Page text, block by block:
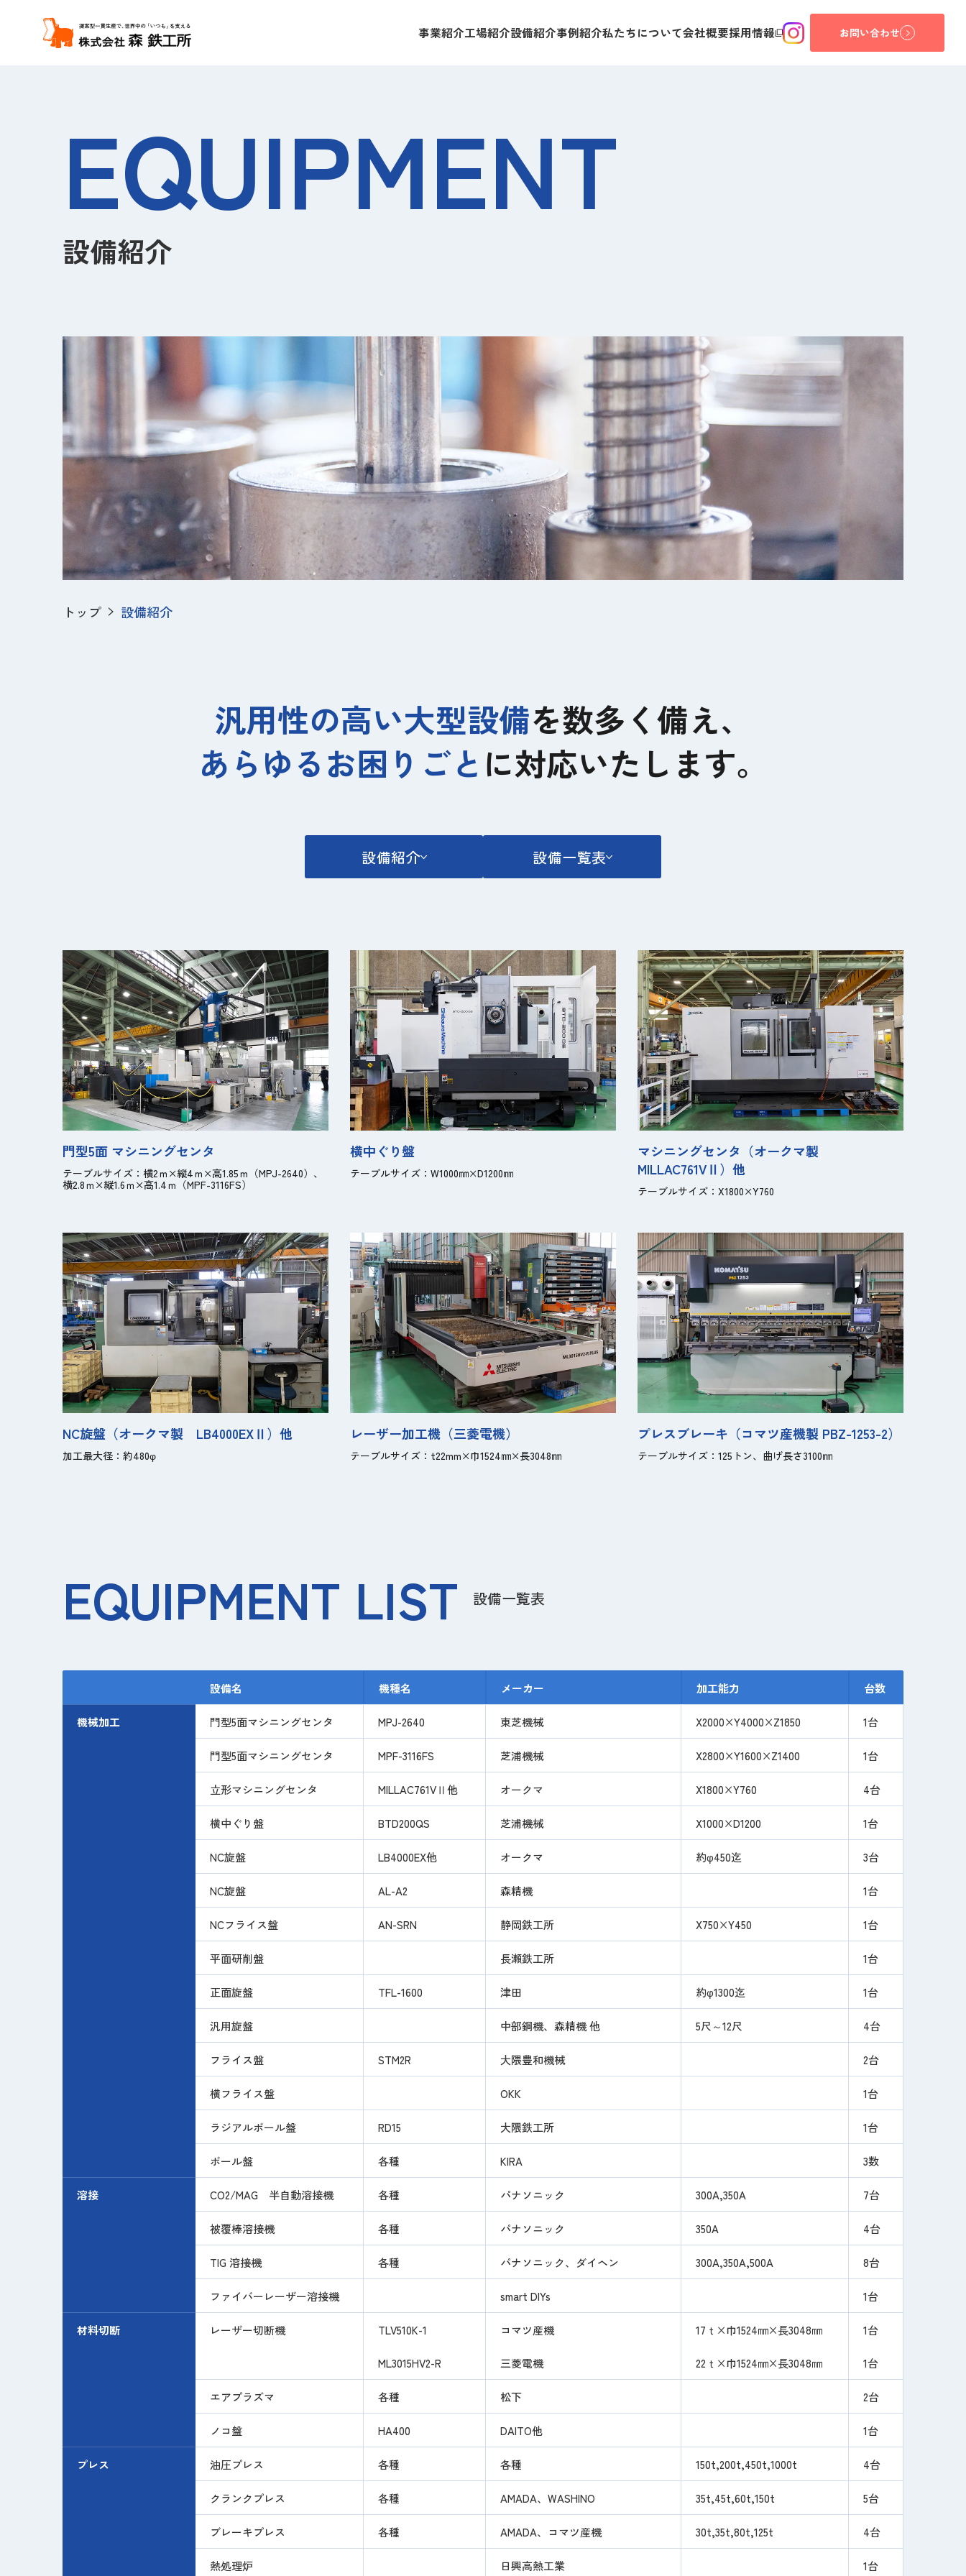
事業紹介
加工事業
工場紹介設備紹介事例紹介私たちについて会社概要採用情報 お問い合わせ
EQUIPMENT
設備紹介
トップ 設備紹介
汎用性の高い大型設備を数多く備え、
あらゆるお困りごと に対応いたします。
設備紹介 設備一覧表
門型5面 マシニングセンタ
テーブルサイズ： 横2ｍ×縦4ｍ×高1.85ｍ（MPJ-2640）、
横2.8ｍ×縦1.6ｍ×高1.4ｍ（MPF-3116FS）
横中ぐり盤
テーブルサイズ：W1000㎜×D1200㎜
マシニングセンタ（オークマ製
MILLAC761VⅡ）他
テーブルサイズ：X1800×Y760
NC旋盤（オークマ製 LB4000EXⅡ）他
加工最大径：約480φ
レーザー加工機（三菱電機）
テーブルサイズ：t22mm×巾1524㎜×長3048㎜
プレスブレーキ（コマツ産機製 PBZ-1253-2）
テーブルサイズ：125トン、曲げ長さ3100㎜
EQUIPMENT LIST 設備一覧表
設備名 機種名 メーカー 加工能力 台数
機械加工 門型5面マシニングセンタ MPJ-2640 東芝機械 X2000×Y4000×Z1850 1台
門型5面マシニングセンタ MPF-3116FS 芝浦機械 X2800×Y1600×Z1400 1台
立形マシニングセンタ MILLAC761VⅡ他 オークマ X1800×Y760 4台
横中ぐり盤 BTD200QS 芝浦機械 X1000×D1200 1台
NC旋盤 LB4000EX他 オークマ 約φ450迄 3台
NC旋盤 AL-A2 森精機 1台
NCフライス盤 AN-SRN 静岡鉄工所 X750×Y450 1台
平面研削盤 長瀬鉄工所 1台
正面旋盤 TFL-1600 津田 約φ1300迄 1台
汎用旋盤 中部鋼機、森精機 他 5尺～12尺 4台
フライス盤 STM2R 大隈豊和機械 2台
横フライス盤 OKK 1台
ラジアルボール盤 RD15 大隈鉄工所 1台
ボール盤 各種 KIRA 3数
溶接 CO2/MAG 半自動溶接機 各種 パナソニック 300A,350A 7台
被覆棒溶接機 各種 パナソニック 350A 4台
TIG 溶接機 各種 パナソニック、ダイヘン 300A,350A,500A 8台
ファイバーレーザー溶接機 smart DIYs 1台
材料切断 レーザー切断機 TLV510K-1 コマツ産機 17ｔ×巾1524㎜×長3048㎜ 1台
ML3015HV2-R 三菱電機 22ｔ×巾1524㎜×長3048㎜ 1台
エアプラズマ 各種 松下 2台
ノコ盤 HA400 DAITO他 1台
プレス 油圧プレス 各種 各種 150t,200t,450t,1000t 4台
クランクプレス 各種 AMADA、WASHINO 35t,45t,60t,150t 5台
ブレーキプレス 各種 AMADA、コマツ産機 30t,35t,80t,125t 4台
熱処理炉 日興高熱工業 1台